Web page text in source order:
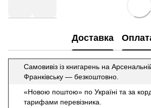
Доставка
Самовивіз із книгарень на
Франківську — безкоштовно.
«Новою поштою» по Україні та за
тарифами перевізника.